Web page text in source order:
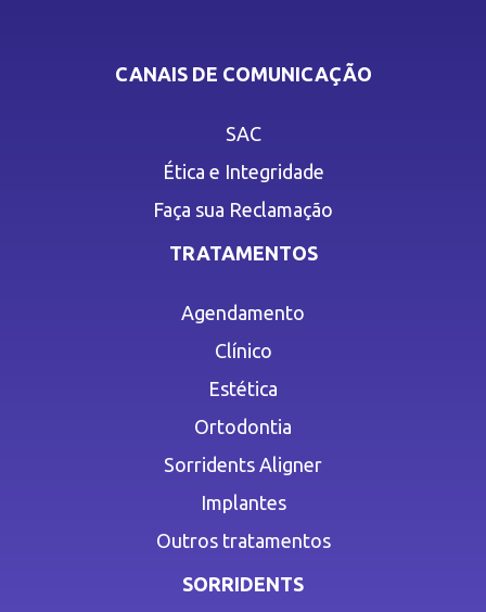
CANAIS DE COMUNICAÇÃO
SAC
Ética e Integridade
Faça sua Reclamação
TRATAMENTOS
Agendamento
Clínico
Estética
Ortodontia
Sorridents Aligner
Implantes
Outros tratamentos
SORRIDENTS